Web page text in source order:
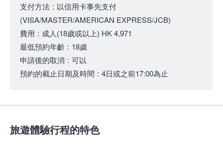
支付方法 : 以信用卡事先支付
(VISA/MASTER/AMERICAN EXPRESS/JCB)
費用 : 成人(18歲或以上) HK 4,971
最低預約年齡 : 18歲
申請後的取消 : 可以
預約的截止日期及時間 : 4日或之前17:00為止
旅遊體驗行程的特色